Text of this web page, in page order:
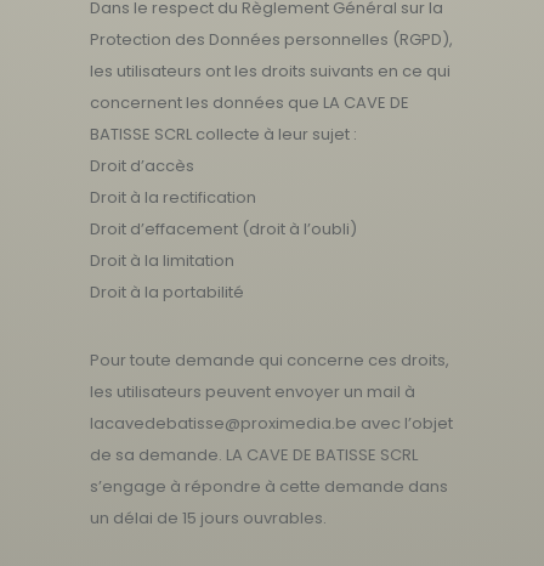
Dans le respect du Règlement Général sur la
Protection des Données personnelles (RGPD),
les utilisateurs ont les droits suivants en ce qui
concernent les données que LA CAVE DE
BATISSE SCRL collecte à leur sujet :
Droit d’accès
Droit à la rectification
Droit d’effacement (droit à l’oubli)
Droit à la limitation
Droit à la portabilité
Pour toute demande qui concerne ces droits,
les utilisateurs peuvent envoyer un mail à
lacavedebatisse@proximedia.be avec l’objet
de sa demande. LA CAVE DE BATISSE SCRL
s’engage à répondre à cette demande dans
un délai de 15 jours ouvrables.